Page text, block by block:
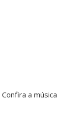
Confira a música